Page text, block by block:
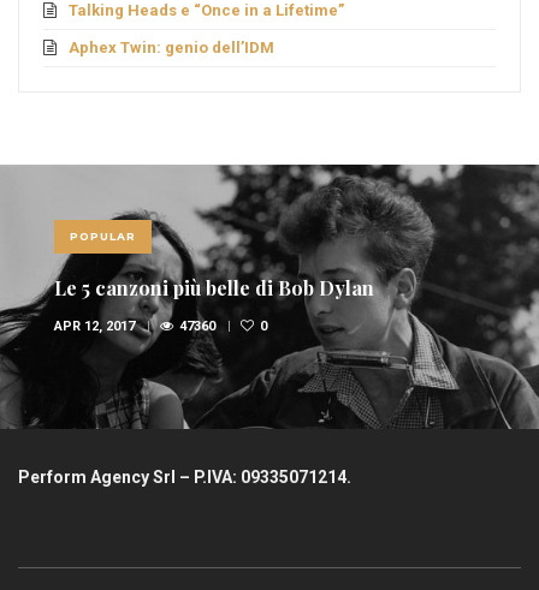
Talking Heads e “Once in a Lifetime”
Aphex Twin: genio dell’IDM
POPULAR
Le 5 canzoni più belle di Bob Dylan
APR 12, 2017 47360 0
Perform Agency Srl – P.IVA: 09335071214.